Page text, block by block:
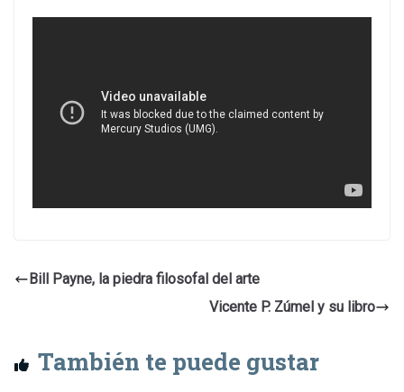
Bill Payne, la piedra filosofal del arte
Vicente P. Zúmel y su libro
También te puede gustar